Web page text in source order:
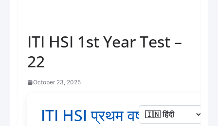
ITI HSI 1st Year Test –
22
October 23, 2025
ITI HSI प्रथम वर्ष टेस्ट - 22